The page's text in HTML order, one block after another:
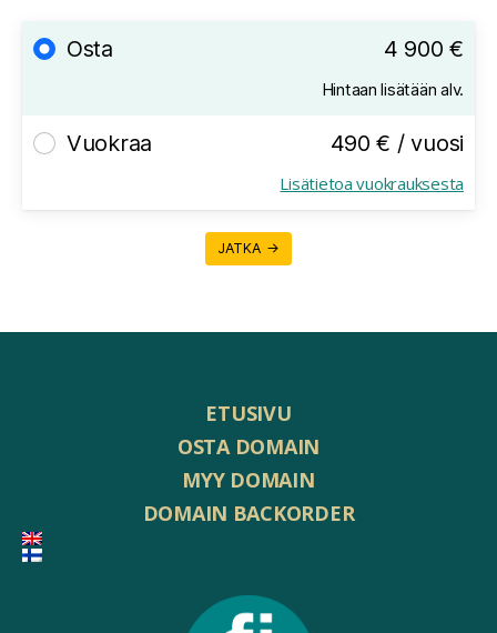
Osta 4 900 €
Hintaan lisätään alv.
Vuokraa 490 € / vuosi
Lisätietoa vuokrauksesta
JATKA →
ETUSIVU
OSTA DOMAIN
MYY DOMAIN
DOMAIN BACKORDER